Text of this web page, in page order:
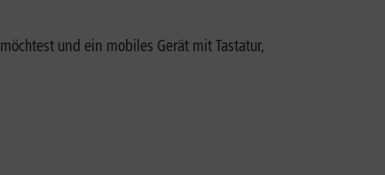
möchtest und ein mobiles Gerät mit Tastatur,